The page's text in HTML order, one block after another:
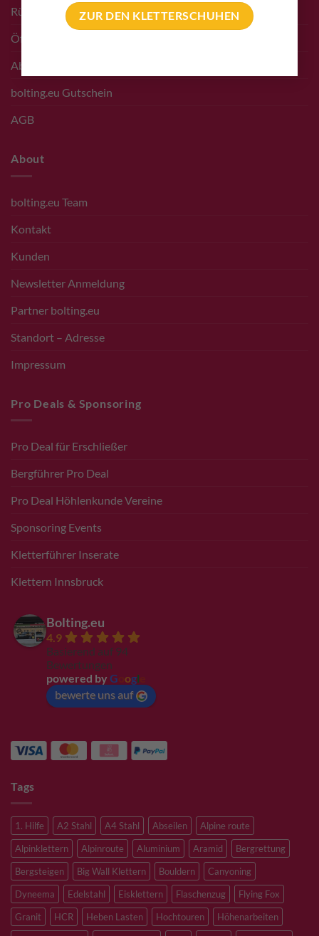
ZUR DEN KLETTERSCHUHEN
Rücksendungen
Öffnungszeiten Shop
Abholung vor Ort
bolting.eu Gutschein
AGB
About
bolting.eu Team
Kontakt
Kunden
Newsletter Anmeldung
Partner bolting.eu
Standort – Adresse
Impressum
Pro Deals & Sponsoring
Pro Deal für Erschließer
Bergführer Pro Deal
Pro Deal Höhlenkunde Vereine
Sponsoring Events
Kletterführer Inserate
Klettern Innsbruck
Bolting.eu
4.9
Basierend auf 94
Bewertungen
powered by G ogl
bewerte uns auf
Tags
1. Hilfe A2 Stahl A4 Stahl Abseilen
Alpine route
Alpinklettern
Alpinroute Aluminium Aramid
Bergrettung
Bergsteigen
Big Wall Klettern Bouldern
Canyoning
Dyneema
Edelstahl Eisklettern Flaschenzug
Flying Fox
Granit
HCR Heben Lasten Hochtouren
Höhenarbeiten